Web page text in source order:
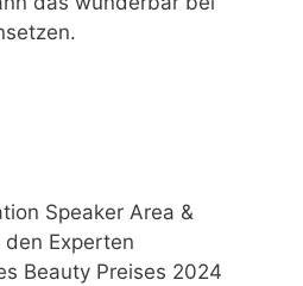
Speaker Area &
Experten
Beauty Preises 2024